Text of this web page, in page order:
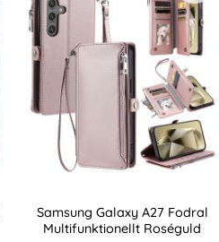
Samsung Galaxy A27 Fodral
Multifunktionellt Roséguld